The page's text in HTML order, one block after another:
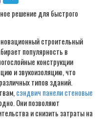
строительный
популярность в
конструкции
и звукоизоляцию, что
типов зданий.
сэндвич панели стеновые
Они позволяют
и снизить затраты на